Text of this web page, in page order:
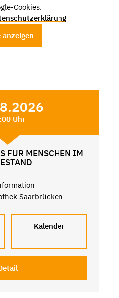
Cookies.
anzeigen
Uhr
FÜR MENSCHEN IM
Saarbrücken
Kalender